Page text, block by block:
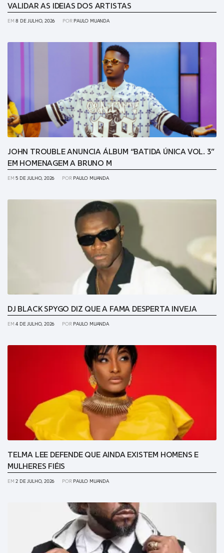
VALIDAR AS IDEIAS DOS ARTISTAS
EM8 DE JULHO, 2026 POR PAULO MUANDA
JOHN TROUBLE ANUNCIA ÁLBUM “BATIDA ÚNICA VOL. 3”
EM HOMENAGEM A BRUNO M
EM5 DE JULHO, 2026 POR PAULO MUANDA
DJ BLACK SPYGO DIZ QUE A FAMA DESPERTA INVEJA
EM4 DE JULHO, 2026 POR PAULO MUANDA
TELMA LEE DEFENDE QUE AINDA EXISTEM HOMENS E
MULHERES FIÉIS
EM2 DE JULHO, 2026 POR PAULO MUANDA